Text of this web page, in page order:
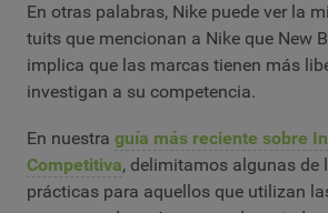
En otras palabras, Nike puede ver la
tuits que mencionan a Nike que New
implica que las marcas tienen más
investigan a su competencia.
En nuestra guía más reciente sobre
Competitiva, delimitamos algunas de
prácticas para aquellos que utilizan